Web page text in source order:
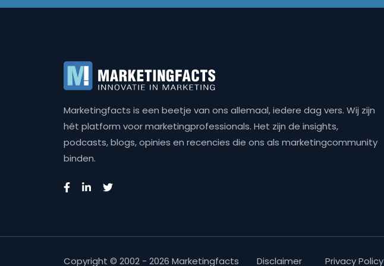
Marketingfacts is een beetje van ons allemaal, iedere dag vers. Wij zijn
hét platform voor marketingprofessionals. Het zijn de insights,
podcasts, blogs, opinies en recencies die ons als marketingcommunity
binden.
Copyright © 2002 - 2026 Marketingfacts Disclaimer Privacy Policy